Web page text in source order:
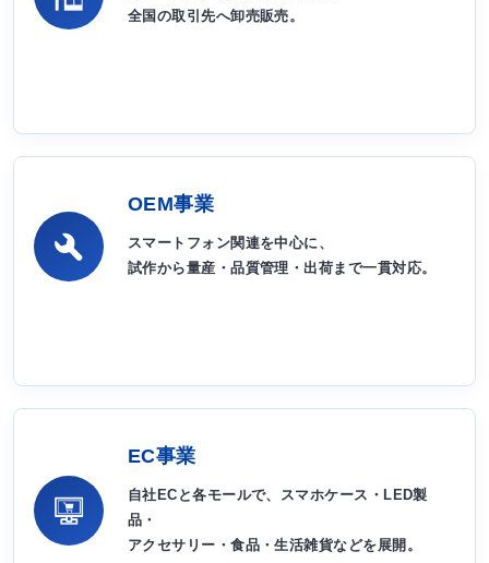
全国の取引先へ卸売販売。
OEM事業
スマートフォン関連を中心に、
試作から量産・品質管理・出荷まで一貫対応。
EC事業
自社ECと各モールで、スマホケース・LED製
品・
アクセサリー・食品・生活雑貨などを展開。